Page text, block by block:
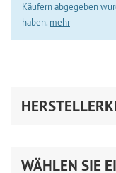
Käufern abgegeben
haben. mehr
WÄHLEN SIE